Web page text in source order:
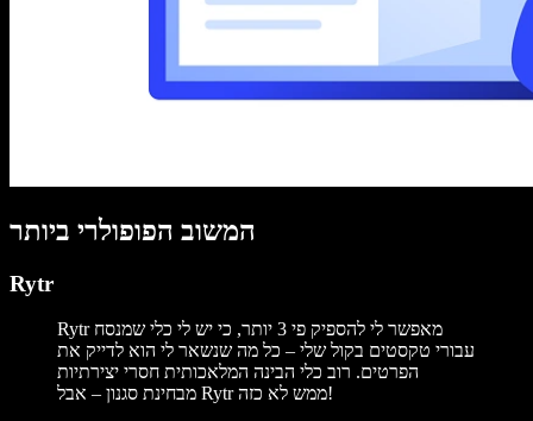
המשוב הפופולרי ביותר
Rytr
Rytr מאפשר לי להספיק פי 3 יותר, כי יש לי כלי שמנסח
עבורי טקסטים בקול שלי – כל מה שנשאר לי הוא לדייק את
הפרטים. רוב כלי הבינה המלאכותית חסרי יצירתיות
מבחינת סגנון – אבל Rytr ממש לא כזה!